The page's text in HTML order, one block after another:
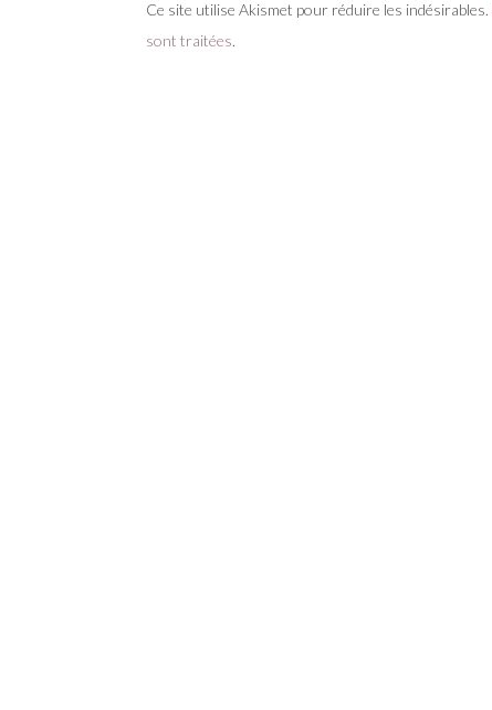
Ce site utilise Akismet pour réduire les indésirables.
sont traitées.